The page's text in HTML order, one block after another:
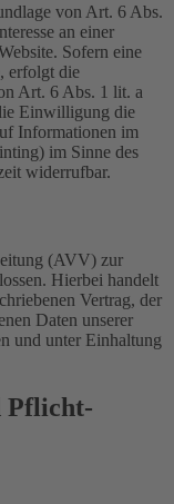
von Art. 6 Abs.
an einer
Sofern eine
erfolgt die
Art. 6 Abs. 1 lit. a
Einwilligung die
Informationen im
im Sinne des
widerrufbar.
(AVV) zur
Hierbei handelt
Vertrag, der
Daten unserer
und unter Einhaltung
Pflicht­